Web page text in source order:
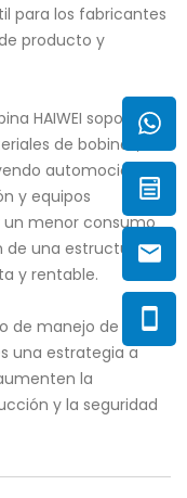
para los fabricantes
producto y
HAIWEI soportan
de bobinas,
automoción,
y equipos
un menor consumo
una estructura de
y rentable.
de manejo de
una estrategia a
la
y la seguridad